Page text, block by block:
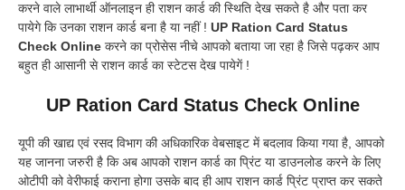
करने वाले लाभार्थी ऑनलाइन ही राशन कार्ड की स्थिति देख सकते है और पता कर
पायेगे कि उनका राशन कार्ड बना है या नहीं ! UP Ration Card Status
Check Online करने का प्रोसेस नीचे आपको बताया जा रहा है जिसे पढ़कर आप
बहुत ही आसानी से राशन कार्ड का स्टेटस देख पायेगें !
UP Ration Card Status Check Online
यूपी की खाद्य एवं रसद विभाग की अधिकारिक वेबसाइट में बदलाव किया गया है, आपको
यह जानना जरुरी है कि अब आपको राशन कार्ड का प्रिंट या डाउनलोड करने के लिए
ओटीपी को वेरीफाई कराना होगा उसके बाद ही आप राशन कार्ड प्रिंट प्राप्त कर सकते